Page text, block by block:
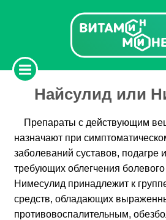
Найсулид или
Препараты с действующим
назначают при
заболеваний суставов, подагре
требующих облегчения
Нимесулид принадлежит к
средств, обладающих
противовоспалительным,